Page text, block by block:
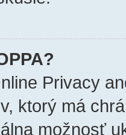
Privacy
ktorý má
možnosť